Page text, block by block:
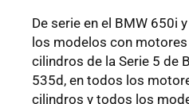
De serie en el BMW 650i
los modelos con
cilindros de la Serie 5 de
535d, en todos los
cilindros y todos los